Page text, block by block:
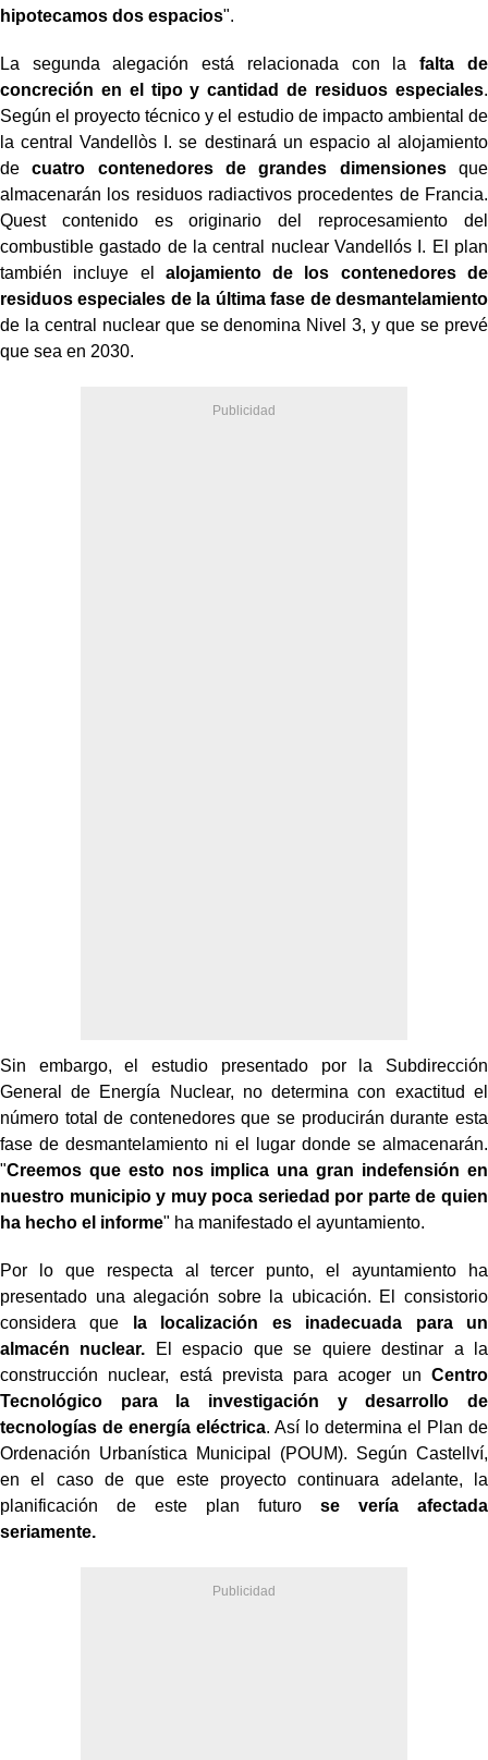
hipotecamos dos espacios".
La segunda alegación está relacionada con lafalta de
concreción en el tipo y cantidad de residuos especiales.
Según el proyecto técnico y el estudio de impacto ambiental de
la central Vandellòs I. se destinará un espacio al alojamiento
decuatro contenedores de grandes dimensionesque
almacenarán los residuos radiactivos procedentes de Francia.
Quest contenido es originario del reprocesamiento del
combustible gastado de la central nuclear Vandellós I. El plan
también incluye el alojamiento de los contenedores de
residuos especiales de la última fase de desmantelamiento
de la central nuclear que se denomina Nivel 3, y que se prevé
que sea en 2030.
Sin embargo, el estudio presentado por la Subdirección
General de Energía Nuclear, no determina con exactitud el
número total de contenedores que se producirán durante esta
fase de desmantelamiento ni el lugar donde se almacenarán.
"Creemos que esto nos implica una gran indefensión en
nuestro municipio y muy poca seriedad por parte de quien
ha hecho el informe" ha manifestado el ayuntamiento.
Por lo que respecta al tercer punto, el ayuntamiento ha
presentado una alegación sobre la ubicación. El consistorio
considera que
la localización es inadecuada para un
almacén nuclear. El espacio que se quiere destinar a la
construcción nuclear, está prevista para acoger un Centro
Tecnológico para la investigación y desarrollo de
tecnologías de energía eléctrica. Así lo determina el Plan de
Ordenación Urbanística Municipal (POUM). Según Castellví,
en el caso de que este proyecto continuara adelante, la
planificación de este plan futurose vería afectada
seriamente.